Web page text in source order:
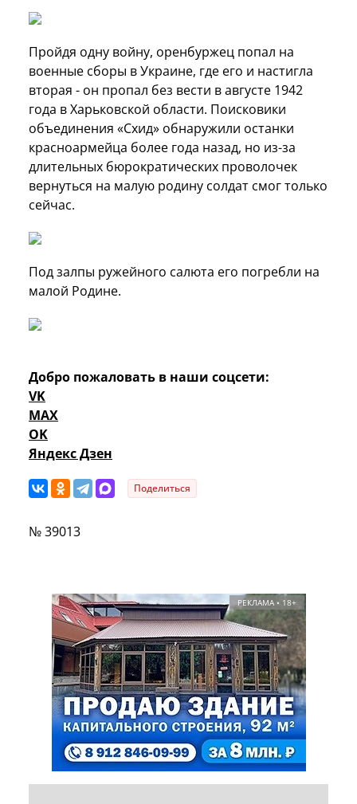
Пройдя одну войну, оренбуржец попал на
военные сборы в Украине, где его и настигла
вторая - он пропал без вести в августе 1942
года в Харьковской области. Поисковики
объединения «Схид» обнаружили останки
красноармейца более года назад, но из-за
длительных бюрократических проволочек
вернуться на малую родину солдат смог только
сейчас.
Под залпы ружейного салюта его погребли на
малой Родине.
Добро пожаловать в наши соцсети:
VK
MAX
OK
Яндекс Дзен
Поделиться
№ 39013
РЕКЛАМА • 18+